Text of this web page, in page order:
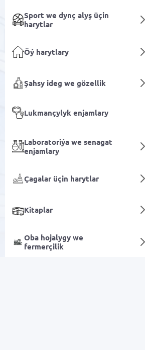
Sport we dynç alyş üçin
harytlar
Öý harytlary
Şahsy ideg we gözellik
Lukmançylyk enjamlary
Laboratoriýa we senagat
enjamlary
Çagalar üçin harytlar
Kitaplar
Oba hojalygy we
fermerçilik